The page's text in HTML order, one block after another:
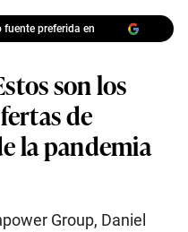
fuente preferida en
son los
de
la pandemia
Group, Daniel